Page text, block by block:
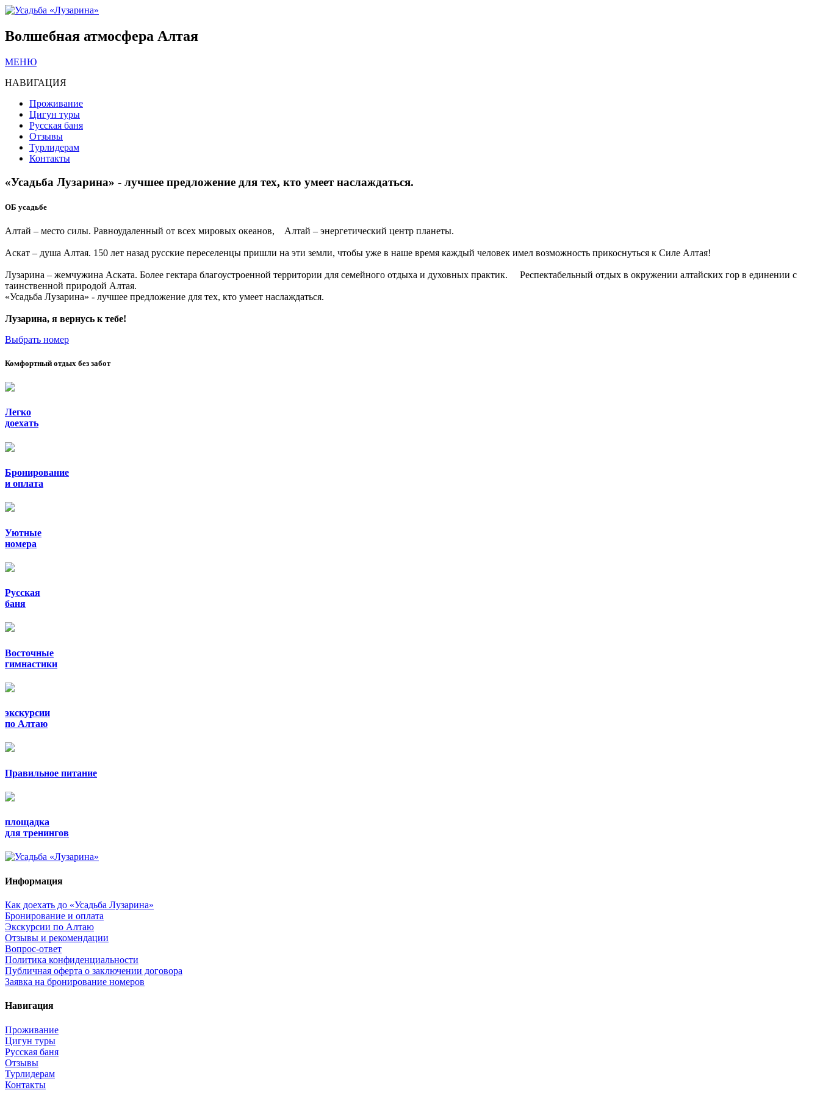
Волшебная атмосфера Алтая
МЕНЮ
НАВИГАЦИЯ
Проживание
Цигун туры
Русская баня
Отзывы
Турлидерам
Контакты
«Усадьба Лузарина» - лучшее предложение для тех, кто умеет наслаждаться.
ОБ усадьбе
Алтай – место силы. Равноудаленный от всех мировых океанов, Алтай – энергетический центр планеты.
Аскат – душа Алтая. 150 лет назад русские переселенцы пришли на эти земли, чтобы уже в наше время каждый человек имел возможность прикоснуться к Силе Алтая!
Лузарина – жемчужина Аската. Более гектара благоустроенной территории для семейного отдыха и духовных практик. Респектабельный отдых в окружении алтайских гор в единении с
таинственной природой Алтая.
«Усадьба Лузарина» - лучшее предложение для тех, кто умеет наслаждаться.
Лузарина, я вернусь к тебе!
Выбрать номер
Комфортный отдых без забот
Легко
доехать
Бронирование
и оплата
Уютные
номера
Русская
баня
Восточные
гимнастики
экскурсии
по Алтаю
Правильное питание
площадка
для тренингов
Информация
Как доехать до «Усадьба Лузарина»
Бронирование и оплата
Экскурсии по Алтаю
Отзывы и рекомендации
Вопрос-ответ
Политика конфиденциальности
Публичная оферта о заключении договора
Заявка на бронирование номеров
Навигация
Проживание
Цигун туры
Русская баня
Отзывы
Турлидерам
Контакты